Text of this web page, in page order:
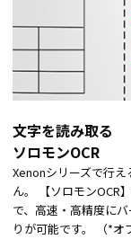
文字を読み取る
ソロモンOCR
Xenonシリーズで行
ん。 【ソロモンOCR
で、高速・高精度に
りが可能です。 （*オ